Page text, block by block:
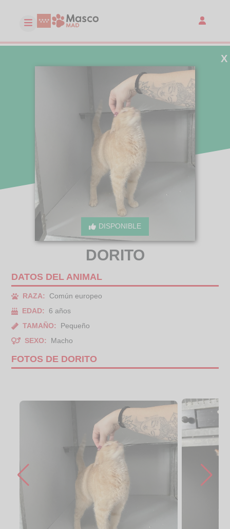
DISPONIBLE
X
DORITO
DATOS DEL ANIMAL
RAZA:
Común europeo
EDAD:
6 años
TAMAÑO:
Pequeño
SEXO:
Macho
FOTOS DE DORITO